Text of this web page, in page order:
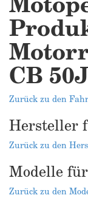
CB 50J
Zurück zu den
Hersteller
Zurück zu den
Modelle
Zurück zu den